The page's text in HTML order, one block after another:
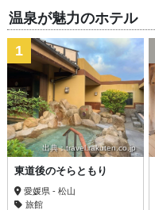
温泉が魅力のホテル
出典：travel.rakuten.co.jp
1
東道後のそらともり
愛媛県 - 松山
旅館